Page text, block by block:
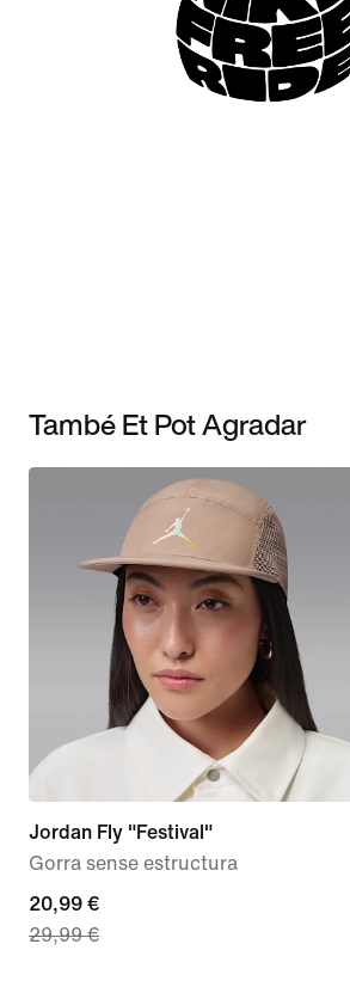
També Et Pot Agradar
Jordan Fly "Festival"
Gorra sense estructura
current
price
20,99 €
29,99 €